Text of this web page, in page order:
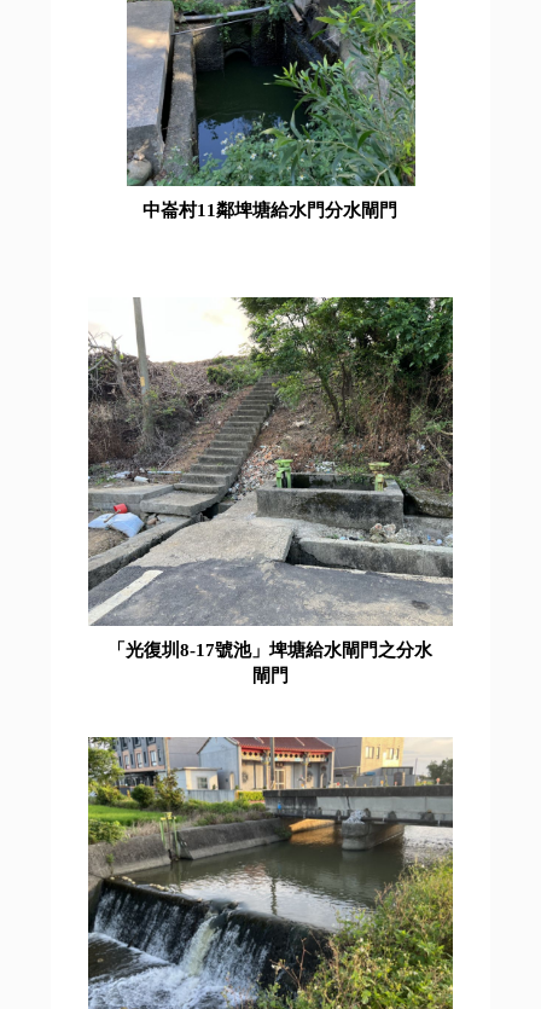
中崙村11鄰埤塘給水門分水閘門
「光復圳8-17號池」埤塘給水閘門之分水
閘門